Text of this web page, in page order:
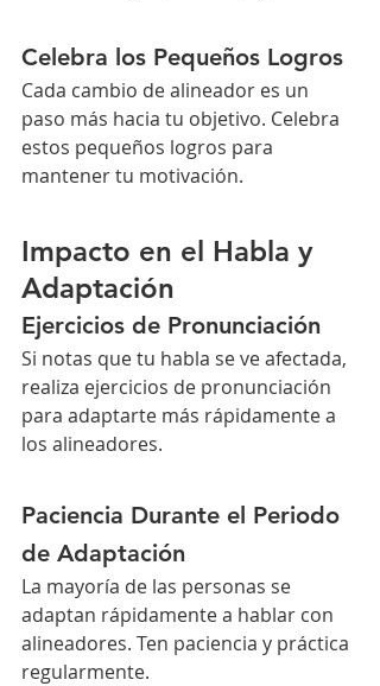
Celebra los Pequeños Logros
Cada cambio de alineador es un
paso más hacia tu objetivo. Celebra
estos pequeños logros para
mantener tu motivación.
Impacto en el Habla y
Adaptación
Ejercicios de Pronunciación
Si notas que tu habla se ve afectada,
realiza ejercicios de pronunciación
para adaptarte más rápidamente a
los alineadores.
Paciencia Durante el Periodo
de Adaptación
La mayoría de las personas se
adaptan rápidamente a hablar con
alineadores. Ten paciencia y práctica
regularmente.